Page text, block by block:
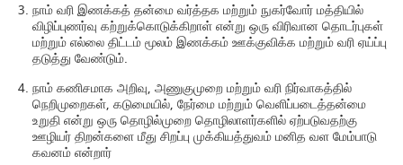
நாம் வரி இணக்கத் தன்மை வர்த்தக மற்றும் நுகர்வோர் மத்தியில்
விழிப்புணர்வு கற்றுக்கொடுக்கிறாள் என்று ஒரு விரிவான தொடர்புகள்
மற்றும் எல்லை திட்டம் மூலம் இணக்கம் ஊக்குவிக்க மற்றும் வரி ஏய்ப்பு
தடுத்து வேண்டும்.
நாம் கணிசமாக அறிவு, அணுகுமுறை மற்றும் வரி நிர்வாகத்தில்
நெறிமுறைகள், கடுமையில், நேர்மை மற்றும் வெளிப்படைத்தன்மை
உறுதி என்று ஒரு தொழில்முறை தொழிலாளர்களில் ஏற்படுவதற்கு
ஊழியர் திறன்களை மீது சிறப்பு முக்கியத்துவம் மனித வள மேம்பாடு
கவனம் என்றார்